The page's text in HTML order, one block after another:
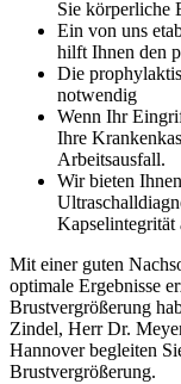
Sie körperliche
Ein von uns
hilft Ihnen den
Die
notwendig
Wenn Ihr
Ihre
Arbeitsausfall.
Wir bieten
Kapselintegrität
Mit einer guten
optimale Ergebnisse
Brustvergrößerung
Zindel, Herr Dr.
Hannover begleiten
Brustvergrößerung.